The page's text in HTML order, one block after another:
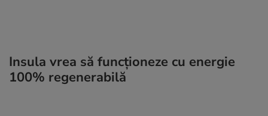
Insula vrea să funcționeze cu energie
100% regenerabilă